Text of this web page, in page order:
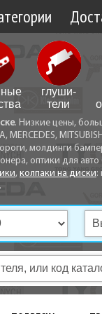
глуши­
тели
. Низкие цены,
молдинги
оптики для
, колпаки на диски:
.